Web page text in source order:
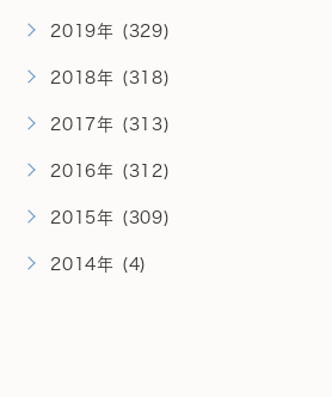
2019年 (329)
2018年 (318)
2017年 (313)
2016年 (312)
2015年 (309)
2014年 (4)